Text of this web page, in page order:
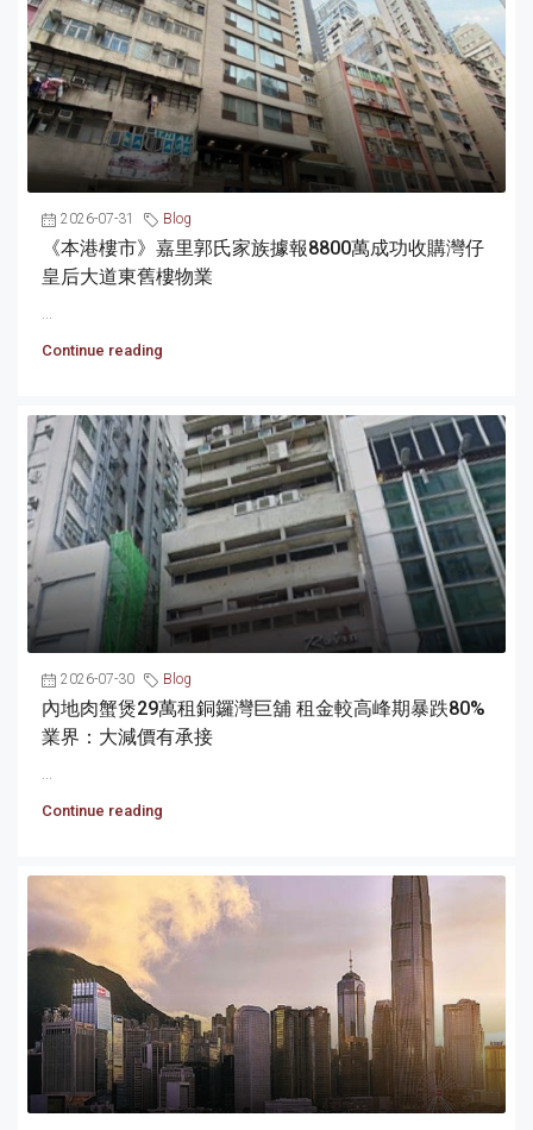
2026-07-31 Blog
《本港樓市》嘉里郭氏家族據報8800萬成功收購灣仔
皇后大道東舊樓物業
...
Continue reading
2026-07-30 Blog
內地肉蟹煲29萬租銅鑼灣巨舖 租金較高峰期暴跌80%
業界：大減價有承接
...
Continue reading